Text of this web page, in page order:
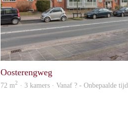
Oosterengweg
72 m2 · 3 kamers · Vanaf ? - Onbepaalde tijd